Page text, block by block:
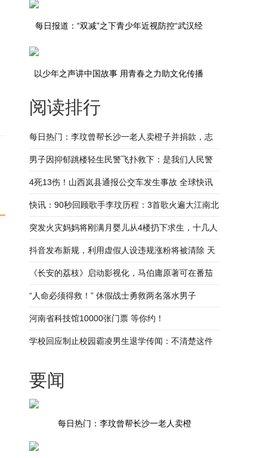
高地正崛起 | 融媒体局长访谈第16期 世界最资讯
每日报道：“双减”之下青少年近视防控“武汉经
以少年之声讲中国故事 用青春之力助文化传播
阅读排行
每日热门：李玟曾帮长沙一老人卖橙子并捐款，志
愿者：非常想念她
男子因抑郁跳楼轻生民警飞扑救下：是我们人民警
察的初心使命 全球聚焦
4死13伤！山西岚县通报公交车发生事故 全球快讯
快讯：90秒回顾歌手李玟历程：3首歌火遍大江南北
曾饱受婚姻困扰
突发火灾妈妈将刚满月婴儿从4楼扔下求生，十几人
拉起“大网”接住
抖音发布新规，利用虚假人设违规涨粉将被清除 天
天百事通
《长安的荔枝》启动影视化，马伯庸原著可在番茄
小说畅读！
“人命必须得救！” 休假战士勇救两名落水男子
河南省科技馆10000张门票 等你约！
学校回应制止校园霸凌男生退学传闻：不清楚这件
要闻
每日热门：李玟曾帮长沙一老人卖橙